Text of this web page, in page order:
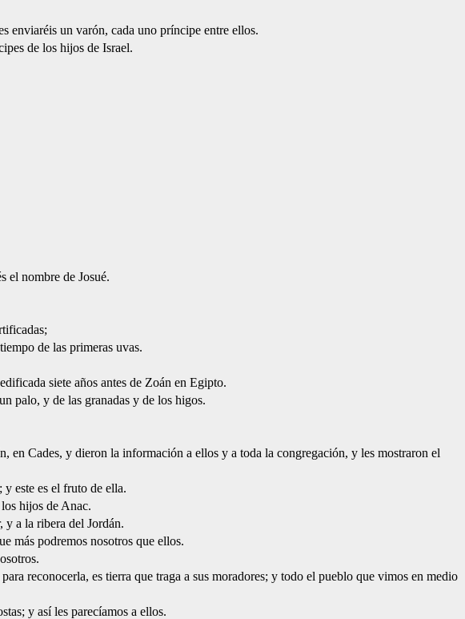
enviaréis un varón, cada uno príncipe entre ellos.
de los hijos de Israel.
el nombre de Josué.
de las primeras uvas.
siete años antes de Zoán en Egipto.
palo, y de las granadas y de los higos.
Cades, y dieron la información a ellos y a toda la congregación, y les mostraron el
este es el fruto de ella.
hijos de Anac.
y a la ribera del Jordán.
más podremos nosotros que ellos.
reconocerla, es tierra que traga a sus moradores; y todo el pueblo que vimos en medio
y así les parecíamos a ellos.